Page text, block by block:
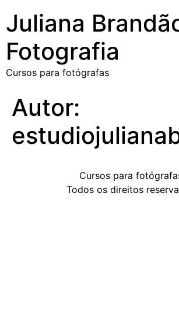
Juliana
Fotografia
Cursos para fotógrafas
Autor:
Cursos para
Todos os direitos